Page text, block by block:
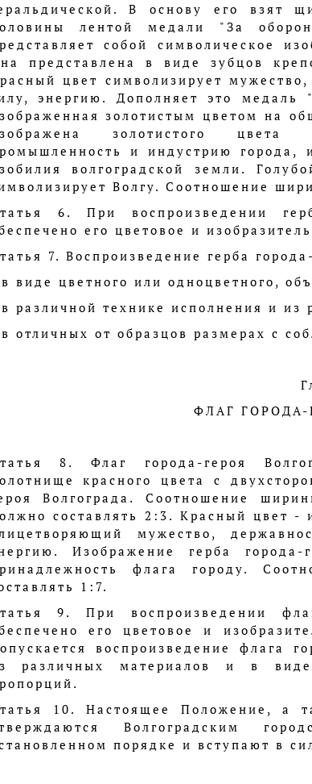
В основу его взят
лентой медали "За
собой символическое
представлена в виде зубцов
цвет символизирует
энергию. Дополняет это медаль
золотистым цветом на
золотистого цвета
и индустрию города,
волгоградской земли.
Волгу. Соотношение
6. При воспроизведении
его цветовое и
7. Воспроизведение герба
виде цветного или одноцветного,
различной технике исполнения и из
отличных от образцов размерах с
ФЛАГ ГОРОДА-
8. Флаг города-героя
красного цвета с
Волгограда. Соотношение
составлять 2:3. Красный цвет -
мужество,
Изображение герба
флага городу.
1:7.
9. При воспроизведении
его цветовое и
воспроизведение флага
различных материалов и в
10. Настоящее Положение, а
Волгоградским
порядке и вступают в